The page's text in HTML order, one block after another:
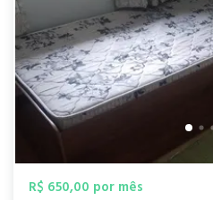
R$ 650,00 por mês